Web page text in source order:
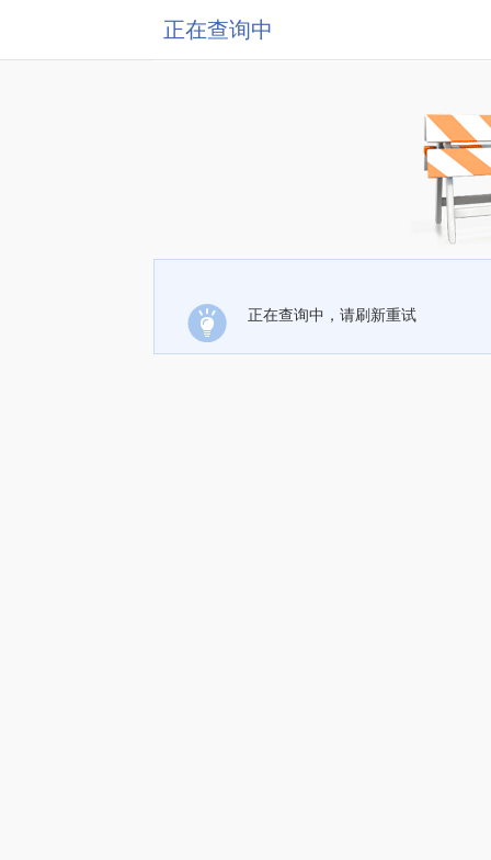
正在查询中
正在查询中，请刷新重试